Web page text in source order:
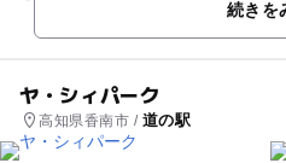
続きを
ヤ・シィパーク
高知県香南市 / 道の駅